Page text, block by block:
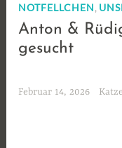
NOTFELLCHEN
Anton &
gesucht
Februar 14, 2026